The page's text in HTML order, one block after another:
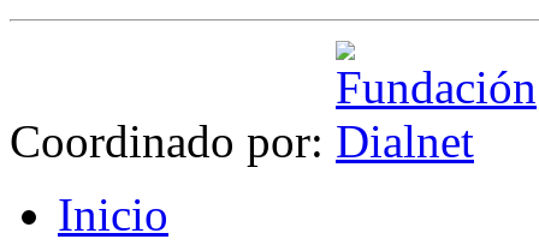
Coordinado por:
Inicio